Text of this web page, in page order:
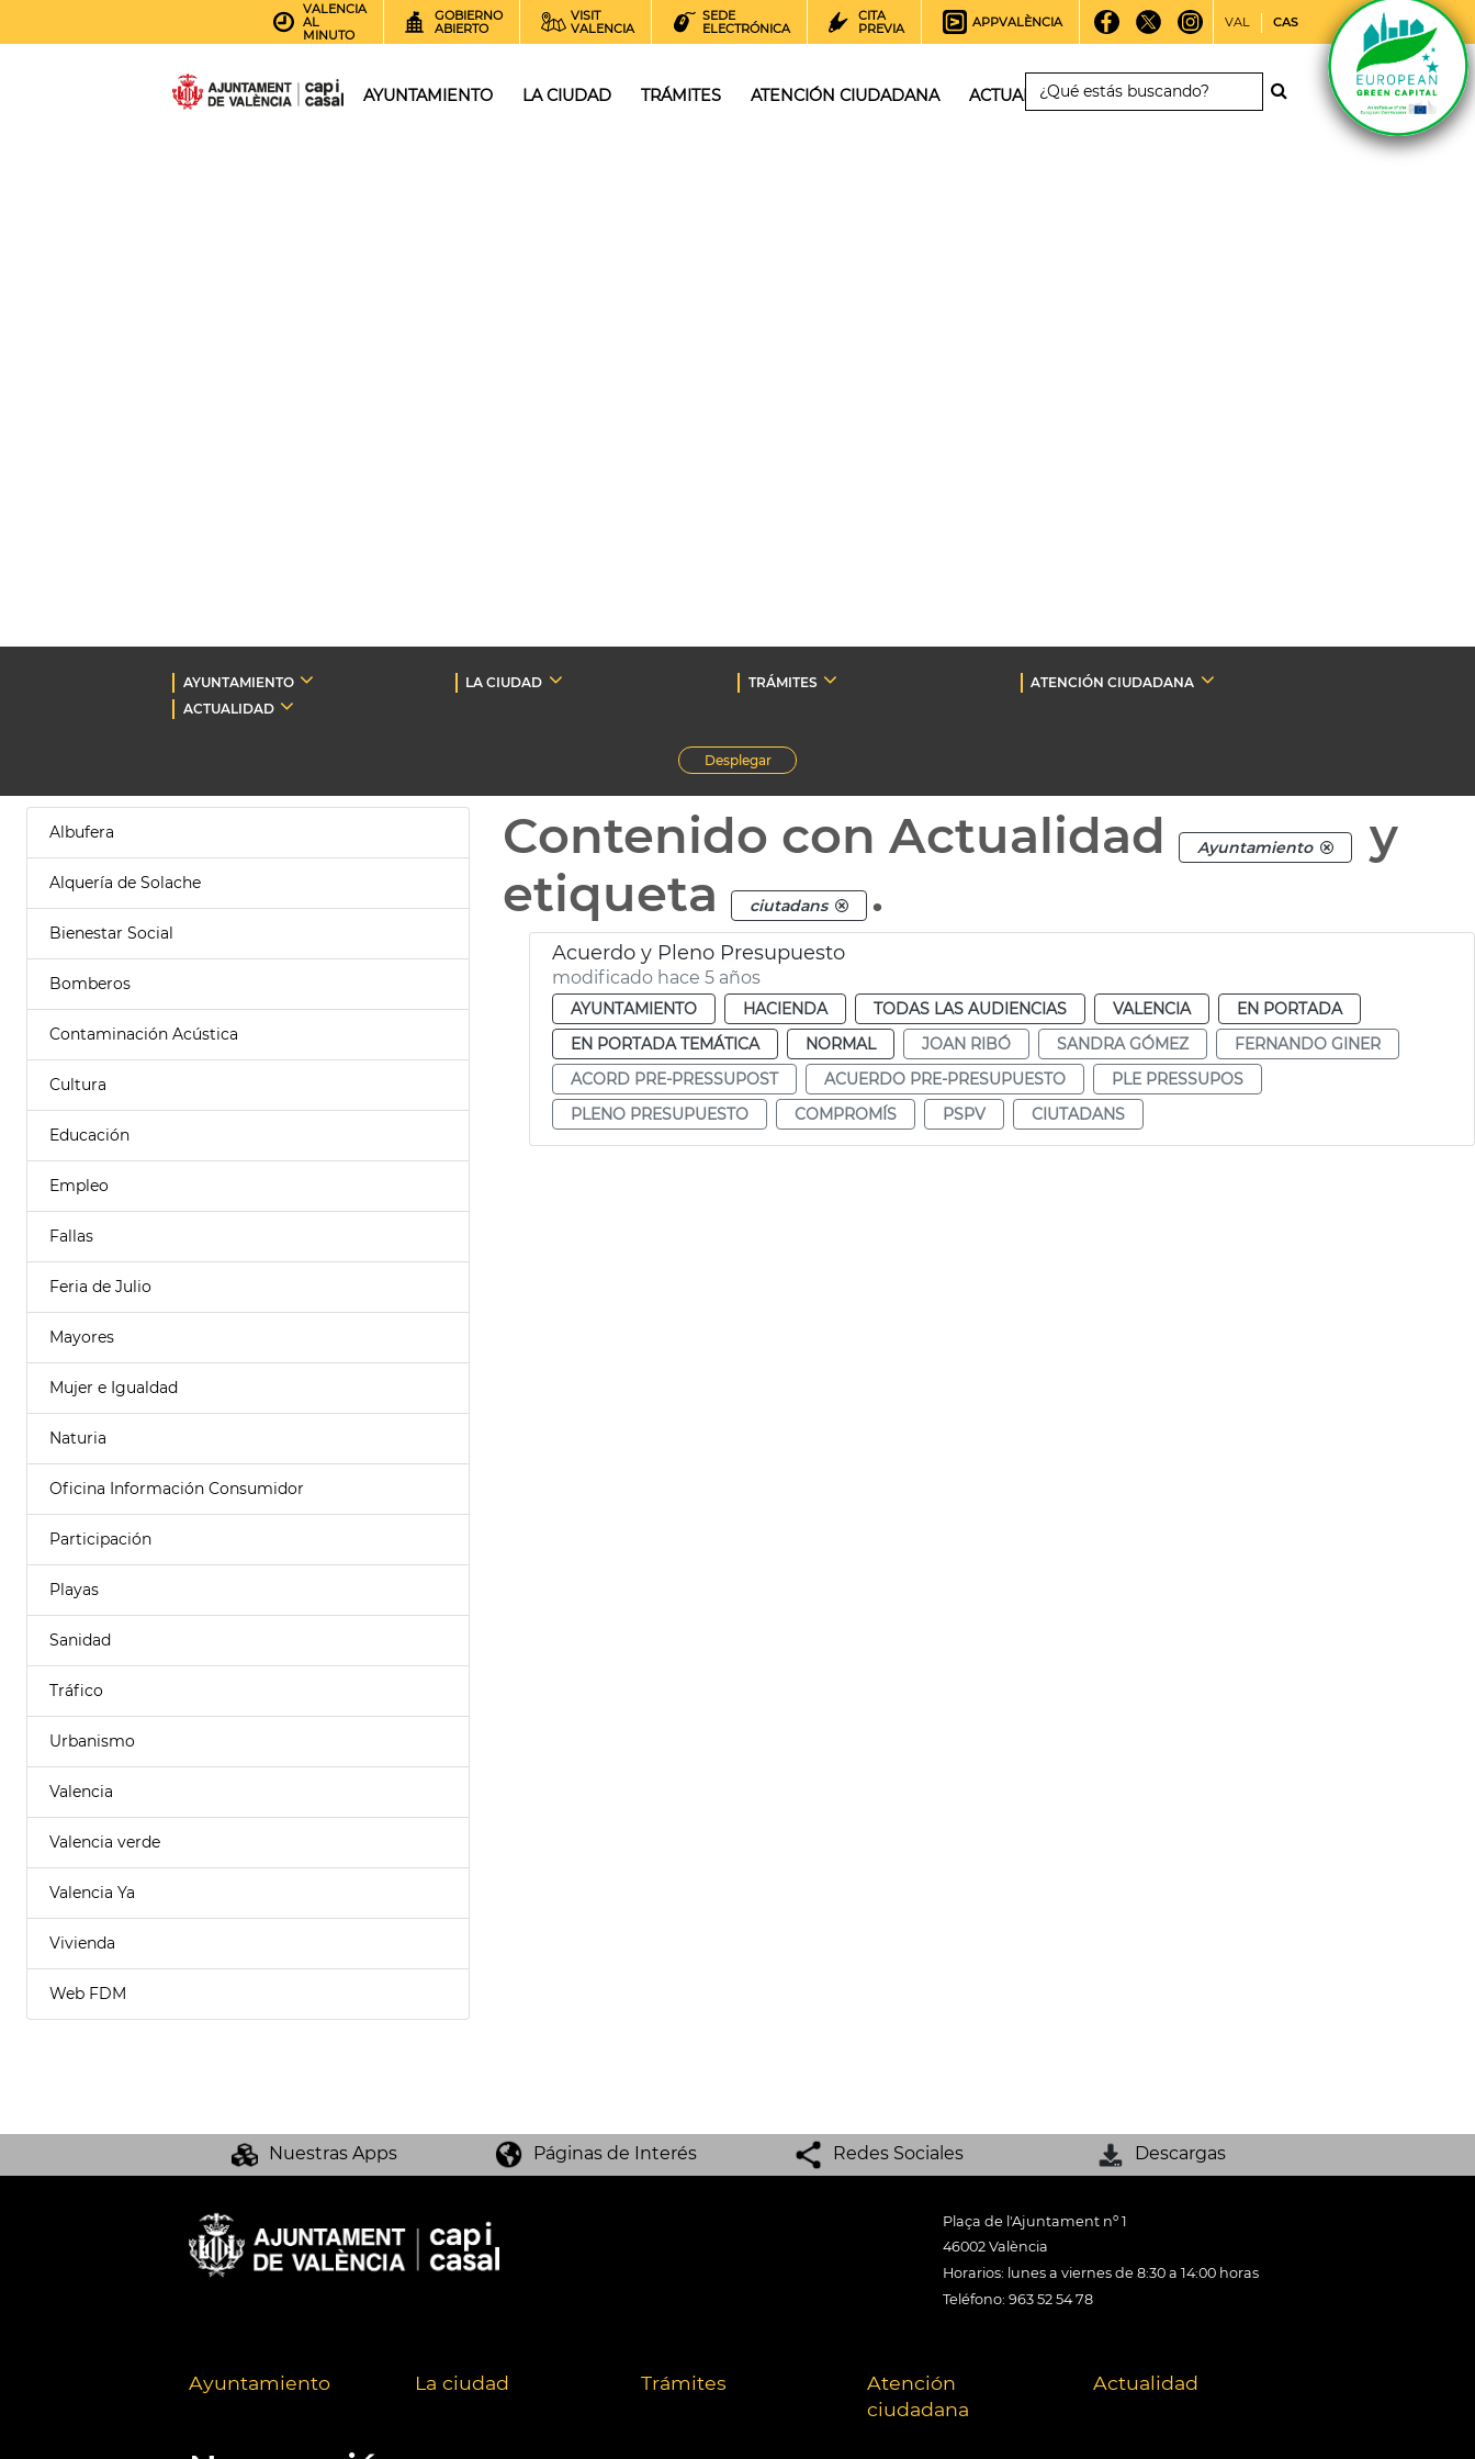
VALENCIA
AL
MINUTO
GOBIERNO
ABIERTO
VISIT
VALENCIA
SEDE
ELECTRÓNICA
CITA
PREVIA
APPVALÈNCIA VAL CAS
AYUNTAMIENTO LA CIUDAD TRÁMITES ATENCIÓN CIUDADANA ACTUALIDAD
AYUNTAMIENTO LA CIUDAD TRÁMITES
ATENCIÓN CIUDADANA
ACTUALIDAD
Desplegar
Albufera
Alquería de Solache
Bienestar Social
Bomberos
Contaminación Acústica
Cultura
Educación
Empleo
Fallas
Feria de Julio
Mayores
Mujer e Igualdad
Naturia
Oficina Información Consumidor
Participación
Playas
Sanidad
Tráfico
Urbanismo
Valencia
Valencia verde
Valencia Ya
Vivienda
Web FDM
Contenido con Actualidad Ayuntamiento
y
etiqueta
ciutadans .
Acuerdo y Pleno Presupuesto
modificado hace 5 años
AYUNTAMIENTO HACIENDA TODAS LAS AUDIENCIAS VALENCIA
EN PORTADA
EN PORTADA TEMÁTICA
NORMAL JOAN RIBÓ SANDRA GÓMEZ
FERNANDO GINER
ACORD PRE-PRESSUPOST
ACUERDO PRE-PRESUPUESTO
PLE PRESSUPOS
PLENO PRESUPUESTO
COMPROMÍS PSPV CIUTADANS
Nuestras Apps Páginas de Interés Redes Sociales Descargas
Plaça de l'Ajuntament nº 1
46002 València
Horarios: lunes a viernes de 8:30 a 14:00 horas
Teléfono: 963 52 54 78
Ayuntamiento La ciudad Trámites
Atención
ciudadana
Actualidad